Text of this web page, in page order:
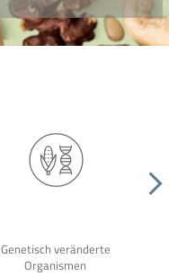
Genetisch veränderte
Organismen